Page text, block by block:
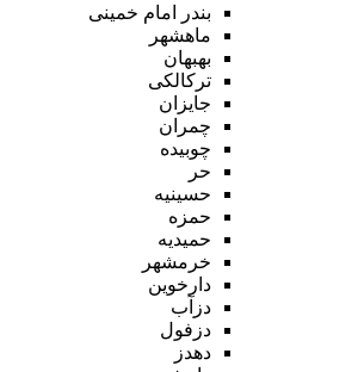
بندر امام خمینی
ماهشهر
بهبهان
ترکالکی
جایزان
چمران
چوبیده
حر
حسینیه
حمزه
حمیدیه
خرمشهر
دارخوین
دزآب
دزفول
دهدز